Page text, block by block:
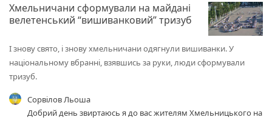
Хмельничани сформували на майдані
велетенський “вишиванковий” тризуб
І знову свято, і знову хмельничани одягнули вишиванки. У
національному вбранні, взявшись за руки, люди сформували
тризуб.
Сорвілов Льоша
Добрий день звиртаюсь я до вас жителям Хмельницького на